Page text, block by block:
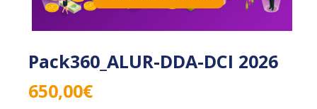
Pack360_ALUR-DDA-DCI 2026
650,00€